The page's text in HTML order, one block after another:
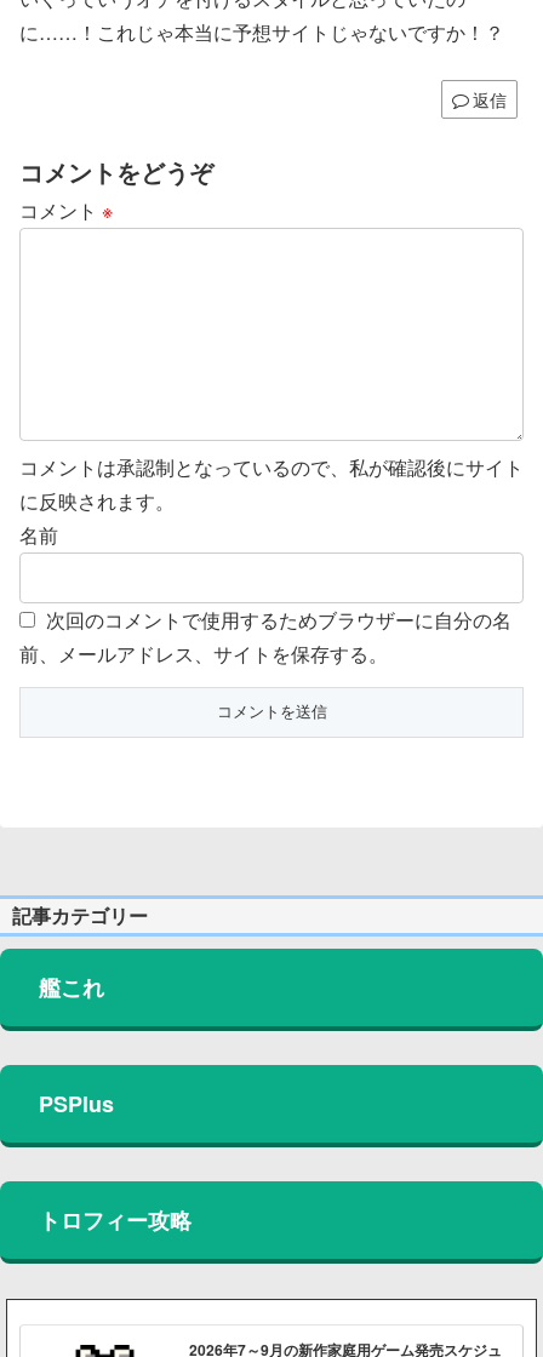
に……！これじゃ本当に予想サイトじゃないですか！？
返信
コメントをどうぞ
コメント ※
コメントは承認制となっているので、私が確認後にサイト
に反映されます。
名前
次回のコメントで使用するためブラウザーに自分の名
前、メールアドレス、サイトを保存する。
記事カテゴリー
艦これ
PSPlus
トロフィー攻略
2026年7～9月の新作家庭用ゲーム発売スケジュ